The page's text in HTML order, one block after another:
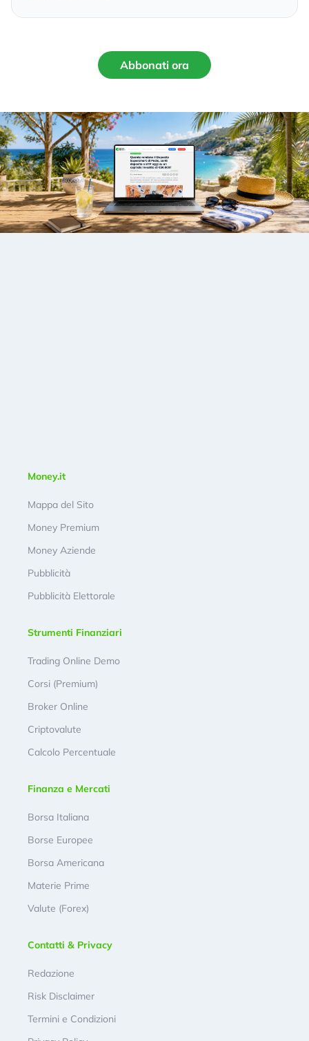
Abbonati ora
Money.it
Mappa del Sito
Money Premium
Money Aziende
Pubblicità
Pubblicità Elettorale
Strumenti Finanziari
Trading Online Demo
Corsi (Premium)
Broker Online
Criptovalute
Calcolo Percentuale
Finanza e Mercati
Borsa Italiana
Borse Europee
Borsa Americana
Materie Prime
Valute (Forex)
Contatti & Privacy
Redazione
Risk Disclaimer
Termini e Condizioni